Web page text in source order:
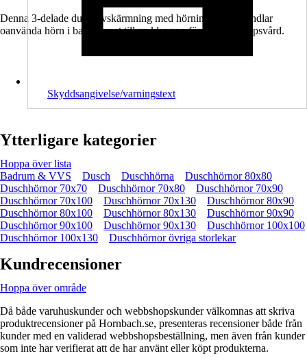
Denna 3-delade duschavskärmning med hörningång förvandlar
oanvända hörn i badrummet till en klar zon för daglig kroppsvård.
Skyddsangivelse/varningstext
Ytterligare kategorier
Hoppa över lista
Badrum & VVS
Dusch Duschhörna
Duschhörnor 80x80
Duschhörnor 70x70
Duschhörnor 70x80
Duschhörnor 70x90
Duschhörnor 70x100
Duschhörnor 70x130
Duschhörnor 80x90
Duschhörnor 80x100
Duschhörnor 80x130
Duschhörnor 90x90
Duschhörnor 90x100
Duschhörnor 90x130
Duschhörnor 100x100
Duschhörnor 100x130
Duschhörnor övriga storlekar
Kundrecensioner
Hoppa över område
Då både varuhuskunder och webbshopskunder välkomnas att skriva
produktrecensioner på Hornbach.se, presenteras recensioner både från
kunder med en validerad webbshopsbeställning, men även från kunder
som inte har verifierat att de har använt eller köpt produkterna.